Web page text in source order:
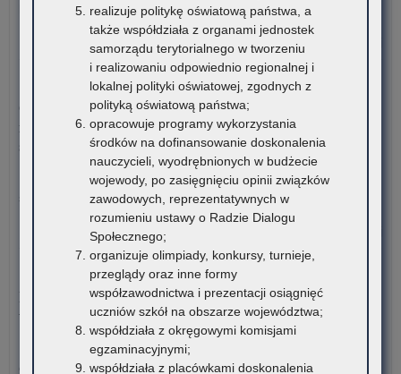
harmonogram…
5 sierpnia 2026
Ogłoszenie o naborze kandydatów na stanowisko doradcy
metodycznego dla nauczycieli szkół i placówek znajdujących
się na terenie województwa małopolskiego
Kuratorium Oświaty w Krakowie ogłasza nabór kandydatów na
stanowisko doradców…
5 sierpnia 2026
Materiały dotyczące nowych podstaw programowych
wprowadzanych w związku z Reformą Kompas Jutra
Instytut Badań Edukacyjnych-Państwowy Instytut Badawczy
oraz Ośrodek Rozwoju Edukacji zapraszają…
realizuje politykę oświatową państwa, a
także współdziała z organami jednostek
samorządu terytorialnego w tworzeniu
i realizowaniu odpowiednio regionalnej i
lokalnej polityki oświatowej, zgodnych z
polityką oświatową państwa;
opracowuje programy wykorzystania
środków na dofinansowanie doskonalenia
nauczycieli, wyodrębnionych w budżecie
wojewody, po zasięgnięciu opinii związków
zawodowych, reprezentatywnych w
rozumieniu ustawy o Radzie Dialogu
Społecznego;
organizuje olimpiady, konkursy, turnieje,
przeglądy oraz inne formy
współzawodnictwa i prezentacji osiągnięć
uczniów szkół na obszarze województwa;
współdziała z okręgowymi komisjami
egzaminacyjnymi;
współdziała z placówkami doskonalenia